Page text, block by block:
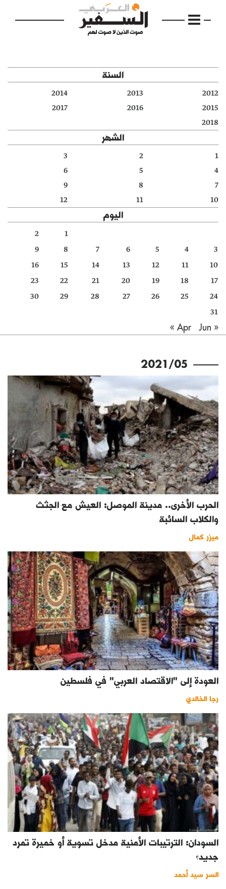
الرئيسية
مواضيع
دفاتر
الأرشيف
السنة
2012
2013
2014
2015
2016
2017
2018
الشهر
1
2
3
4
5
6
7
8
9
10
11
12
اليوم
1
2
3
4
5
6
7
8
9
10
11
12
13
14
15
16
17
18
19
20
21
22
23
24
25
26
27
28
29
30
31
« Apr
Jun »
2021/05
الحرب الأخرى.. مدينة الموصل: العيش مع الجثث
والكلاب السائبة
ميزر كمال
العودة إلى "الاقتصاد العربي" في فلسطين
رجا الخالدي
السودان: الترتيبات الأمنية مدخل تسوية أو خميرة تمرد
جديد؟
السر سيد أحمد